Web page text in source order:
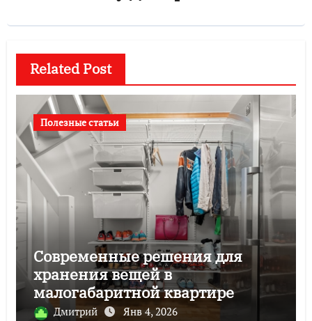
Related Post
Полезные статьи
Современные решения для
хранения вещей в
малогабаритной квартире
Дмитрий Янв 4, 2026